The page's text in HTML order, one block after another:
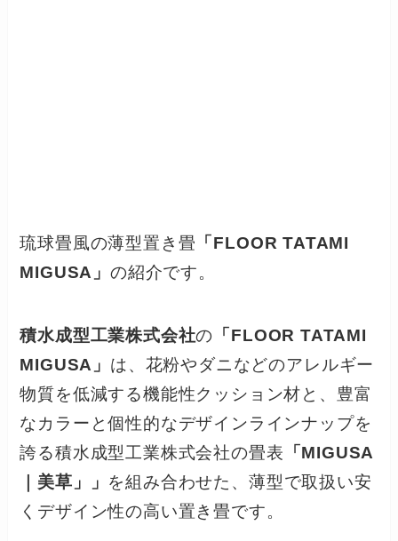
琉球畳風の薄型置き畳 「FLOOR TATAMI
MIGUSA」の紹介です。
積水成型工業株式会社の 「FLOOR TATAMI
MIGUSA」 は、花粉やダニなどのアレルギー
物質を低減する機能性クッション材と、豊富
なカラーと個性的なデザインラインナップを
誇る積水成型工業株式会社の畳表 「MIGUSA
｜美草」」 を組み合わせた、薄型で取扱い安
くデザイン性の高い置き畳です。